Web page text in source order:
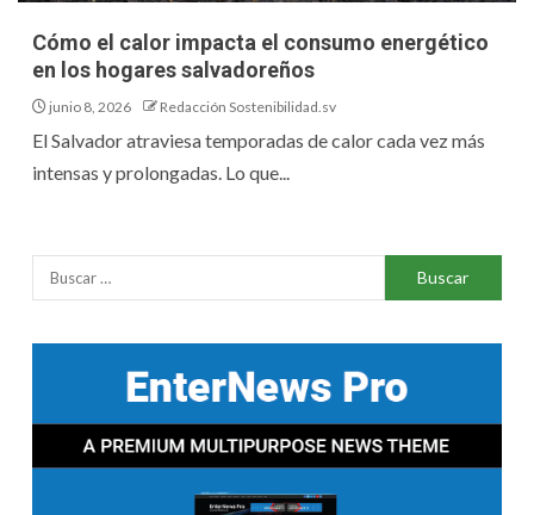
Cómo el calor impacta el consumo energético
en los hogares salvadoreños
junio 8, 2026 Redacción Sostenibilidad.sv
El Salvador atraviesa temporadas de calor cada vez más
intensas y prolongadas. Lo que...